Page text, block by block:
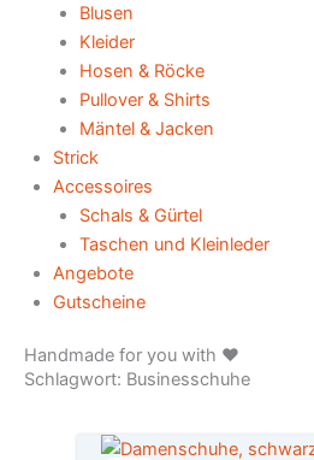
Blusen
Kleider
Hosen & Röcke
Pullover & Shirts
Mäntel & Jacken
Strick
Accessoires
Schals & Gürtel
Taschen und Kleinleder
Angebote
Gutscheine
Handmade for you with ♥️
Schlagwort: Businesschuhe
Ursprünglicher
Aktueller